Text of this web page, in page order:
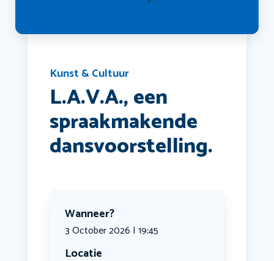
Kunst & Cultuur
L.A.V.A., een
spraakmakende
dansvoorstelling.
Wanneer?
3 October 2026 | 19:45
Locatie